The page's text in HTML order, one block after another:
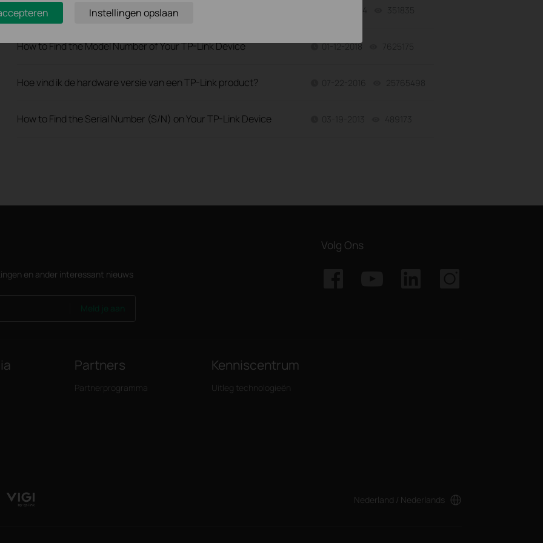
Frequently asked questions about Unmanaged Switch 351835
How to Find the Model Number of Your TP-Link Device 01-12-2018 7625175
Hoe vind ik de hardware versie van een TP-Link product? 07-22-2016 25765498
How to Find the Serial Number (S/N) on Your TP-Link Device 03-19-2013 489173
en ander interessant nieuws
Volg Ons
Partners
Partnerprogramma
Kenniscentrum
Uitleg technologieën
Nederland / Nederlands
Instellingen opslaan